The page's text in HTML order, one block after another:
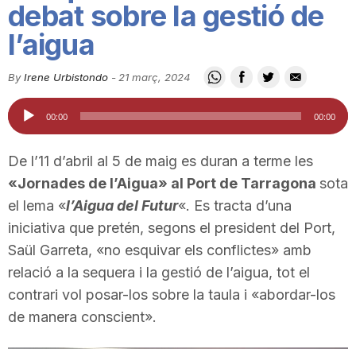
C
i
t
a
t
debat sobre la gestió de
l’aigua
By Irene Urbistondo - 21 març, 2024
Reproductor
d'àudio
00:00 00:00
De l’11 d’abril al 5 de maig es duran a terme les
«Jornades de l’Aigua» al Port de Tarragona sota
el lema «l’Aigua del Futur«. Es tracta d’una
iniciativa que pretén, segons el president del Port,
Saül Garreta, «no esquivar els conflictes» amb
relació a la sequera i la gestió de l’aigua, tot el
contrari vol posar-los sobre la taula i «abordar-los
de manera conscient».